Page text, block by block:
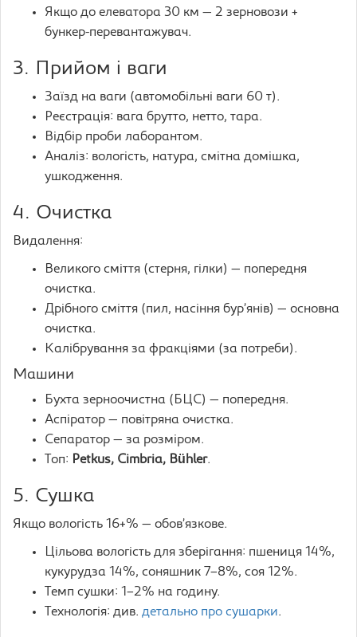
Якщо до елеватора 30 км — 2 зерновози +
бункер-перевантажувач.
3. Прийом і ваги
Заїзд на ваги (автомобільні ваги 60 т).
Реєстрація: вага брутто, нетто, тара.
Відбір проби лаборантом.
Аналіз: вологість, натура, смітна домішка,
ушкодження.
4. Очистка
Видалення:
Великого сміття (стерня, гілки) — попередня
очистка.
Дрібного сміття (пил, насіння бур’янів) — основна
очистка.
Калібрування за фракціями (за потреби).
Машини
Бухта зерноочистна (БЦС) — попередня.
Аспіратор — повітряна очистка.
Сепаратор — за розміром.
Топ: Petkus, Cimbria, Bühler.
5. Сушка
Якщо вологість 16+% — обов’язкове.
Цільова вологість для зберігання: пшениця 14%,
кукурудза 14%, соняшник 7–8%, соя 12%.
Темп сушки: 1–2% на годину.
Технологія: див. детально про сушарки.